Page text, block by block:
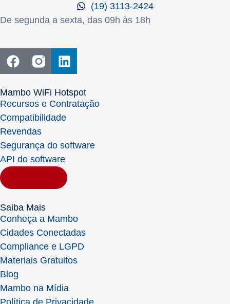
(19) 3113-2424
De segunda a sexta, das 09h às 18h
Mambo WiFi Hotspot
Recursos e Contratação
Compatibilidade
Revendas
Segurança do software
API do software
Saiba Mais
Conheça a Mambo
Cidades Conectadas
Compliance e LGPD
Materiais Gratuitos
Blog
Mambo na Mídia